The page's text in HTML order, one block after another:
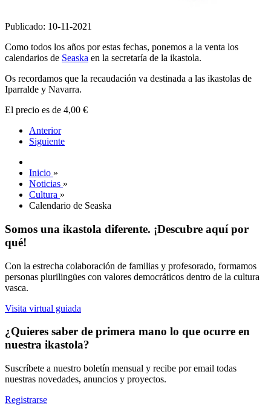
Publicado: 10-11-2021
Como todos los años por estas fechas, ponemos a la venta los
calendarios de Seaska en la secretaría de la ikastola.
Os recordamos que la recaudación va destinada a las ikastolas de
Iparralde y Navarra.
El precio es de 4,00 €
Anterior
Siguiente
Inicio »
Noticias »
Cultura »
Calendario de Seaska
Somos una ikastola diferente. ¡Descubre aquí por
qué!
Con la estrecha colaboración de familias y profesorado, formamos
personas plurilingües con valores democráticos dentro de la cultura
vasca.
Visita virtual guiada
¿Quieres saber de primera mano lo que ocurre en
nuestra ikastola?
Suscríbete a nuestro boletín mensual y recibe por email todas
nuestras novedades, anuncios y proyectos.
Registrarse